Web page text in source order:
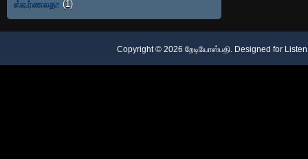
ஸ்வர்ணலதா (1)
Copyright © 2026 றேடியோஸ்பதி. Designed for